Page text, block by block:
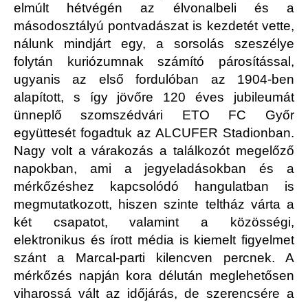
elmúlt hétvégén az élvonalbeli és a
másodosztályú pontvadászat is kezdetét vette,
nálunk mindjárt egy, a sorsolás szeszélye
folytán kuriózumnak számító párosítással,
ugyanis az első fordulóban az 1904-ben
alapított, s így jövőre 120 éves jubileumát
ünneplő szomszédvári ETO FC Győr
együttesét fogadtuk az ALCUFER Stadionban.
Nagy volt a várakozás a találkozót megelőző
napokban, ami a jegyeladásokban és a
mérkőzéshez kapcsolódó hangulatban is
megmutatkozott, hiszen szinte teltház várta a
két csapatot, valamint a közösségi,
elektronikus és írott média is kiemelt figyelmet
szánt a Marcal-parti kilencven percnek. A
mérkőzés napján kora délután meglehetősen
viharossá vált az időjárás, de szerencsére a